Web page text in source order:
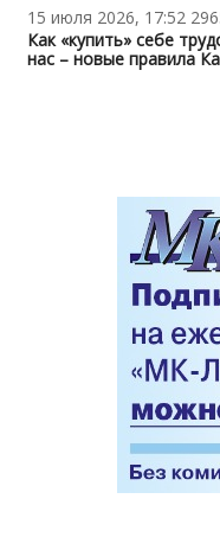
15 июля 2026, 17:52
Как «купить» себе
нас – новые правила